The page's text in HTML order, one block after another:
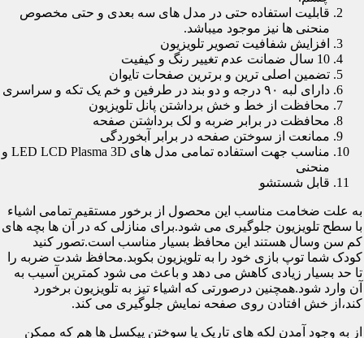
قابلیت استفاده حتی در مدل های سه بعدی و حتی مخصوص
منحنی ها نیز موجود میباشد.
افزایش شفافیت تصویر تلویزیون
10 سال ضمانت عدم تغییر رنگ و کیفیت
تضمین اصلی ترین و برترین صفحات تایوان
دارای لبه ۹۰ درجه و دو بند در طرفین و خم یک تکه و سراسری
محافظت از خط و خش برداشتن پانل تلویزیون
محافظت در برابر ضربه و لک برداشتن صفحه
ممانعت از سوختن صفحه در برابر آبخوردگی
مناسب جهت استفاده تمامی مدل های LED LCD Plasma 3D و
منحنی
قابل شستشو
به علت ضخامت مناسب این محصول از برخور مستقیم تمامی اشیاء
با سطح تلویزیون جلوگیری می شود.برای منازلی که در آن ها بچه های
کم سن وسال هستند این محافظ بسیار مناسب است.تصور کنید
کودک شما توپ بازی خود را به تلویزیون بکوبد.محافظ شدت ضربه را
تا حد بسیار زیادی کاهش می دهد و باعث می شود کمترین آسیب به
آن وارد شود.همچنین درصورتی که اشیاء تیز به تلویزیون برخورد
کند،از خش افتادن روی صفحه نمایش جلوگیری می کند.
از به وجود آمدن لکه های تاریک یا سوختن پیکسل ها هم که ممکن